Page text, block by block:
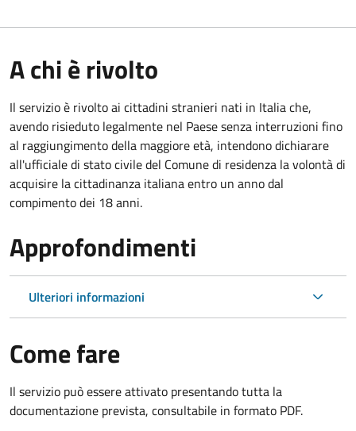
A chi è rivolto
Il servizio è rivolto ai cittadini stranieri nati in Italia che,
avendo risieduto legalmente nel Paese senza interruzioni fino
al raggiungimento della maggiore età, intendono dichiarare
all'ufficiale di stato civile del Comune di residenza la volontà di
acquisire la cittadinanza italiana entro un anno dal
compimento dei 18 anni.
Approfondimenti
Ulteriori informazioni
Come fare
Il servizio può essere attivato presentando tutta la
documentazione prevista, consultabile in formato PDF.